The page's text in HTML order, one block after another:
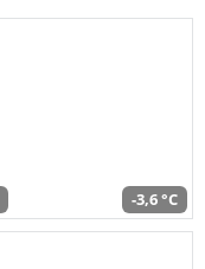
-3,6 °C